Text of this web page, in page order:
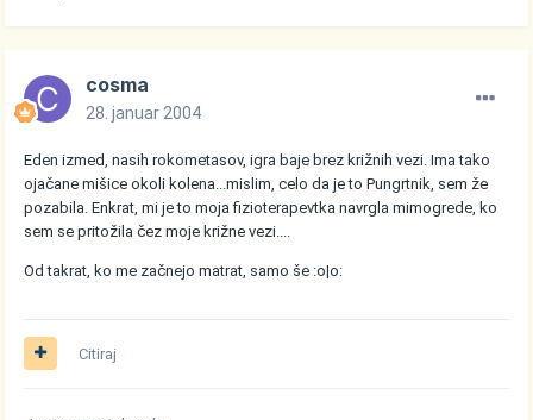
cosma
28. januar 2004
Eden izmed, nasih rokometasov, igra baje brez križnih vezi. Ima tako
ojačane mišice okoli kolena...mislim, celo da je to Pungrtnik, sem že
pozabila. Enkrat, mi je to moja fizioterapevtka navrgla mimogrede, ko
sem se pritožila čez moje križne vezi....
Od takrat, ko me začnejo matrat, samo še :o|o:
Citiraj